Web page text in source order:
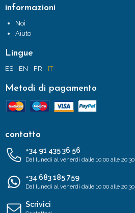
informazioni
Noi
Aiuto
Lingue
ES EN FR IT
Metodi di pagamento
contatto
+34 91 435 36 56
Dal lunedì al venerdì dalle 10:00 alle 20:30
+34 683 185 759
Dal lunedì al venerdì dalle 10:00 alle 20:30
Scrivici